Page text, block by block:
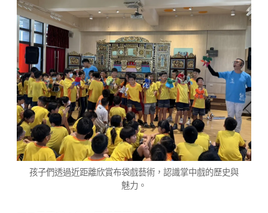
孩子們透過近距離欣賞布袋戲藝術，認識掌中戲的歷史與
魅力。